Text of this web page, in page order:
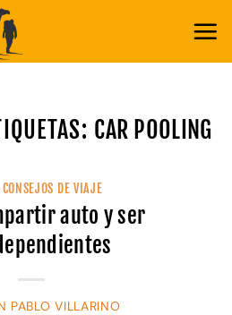
CAR POOLING
CONSEJOS DE VIAJE
auto y ser
PABLO VILLARINO